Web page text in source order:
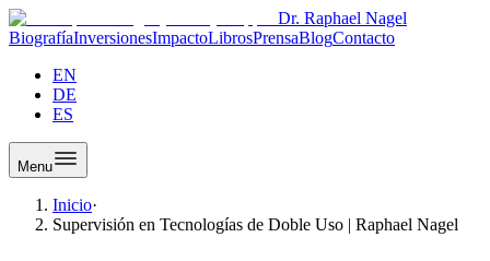
Dr. Raphael Nagel
BiografíaInversionesImpactoLibrosPrensaBlogContacto
EN
DE
ES
Menu
Inicio·
Supervisión en Tecnologías de Doble Uso | Raphael Nagel